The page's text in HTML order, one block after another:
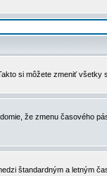
si môžete zmeniť všetky
že zmenu časového
štandardným a letným